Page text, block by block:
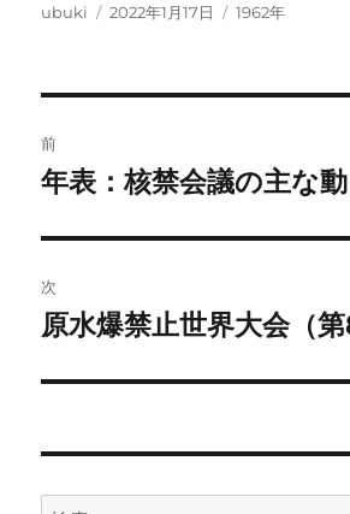
投
ubuki
投
2022年1月17日
カ
1962年
稿
ビ
ゲ
ー
前
前
投
稿:
年表：核禁会議の主な動
次
次
投
原水爆禁止世界大会（